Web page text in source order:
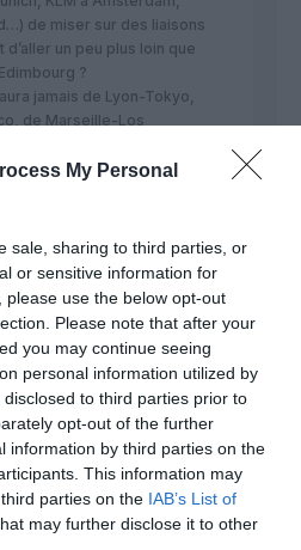
My Personal
sale, sharing to third parties, or
or sensitive information for
use the below opt-out
Please note that after your
you may continue seeing
personal information utilized by
to third parties prior to
opt-out of the further
information by third parties on the
This information may
parties on the IAB’s List of
may further disclose it to other
de miser sur des liaisons
un peu plus loin que
?
jamais de Lyon-Tokyo,
de Marseille-Los
de longs-courriers ne doit
l’Europe du Nord et de
on pour aller, aujourd’hui, de
de Lyon à Budapest, de
de Lyon à Varsovie ?
Air France a organisé pour
un magnifique hub à
RÉPONDRE
300ER
: